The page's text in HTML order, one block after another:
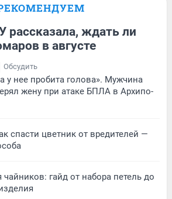
рассказала, ждать ли
в августе
Обсудить
у нее пробита голова». Мужчина
жену при атаке БПЛА в Архипо-
спасти цветник от вредителей —
гайд от набора петель до